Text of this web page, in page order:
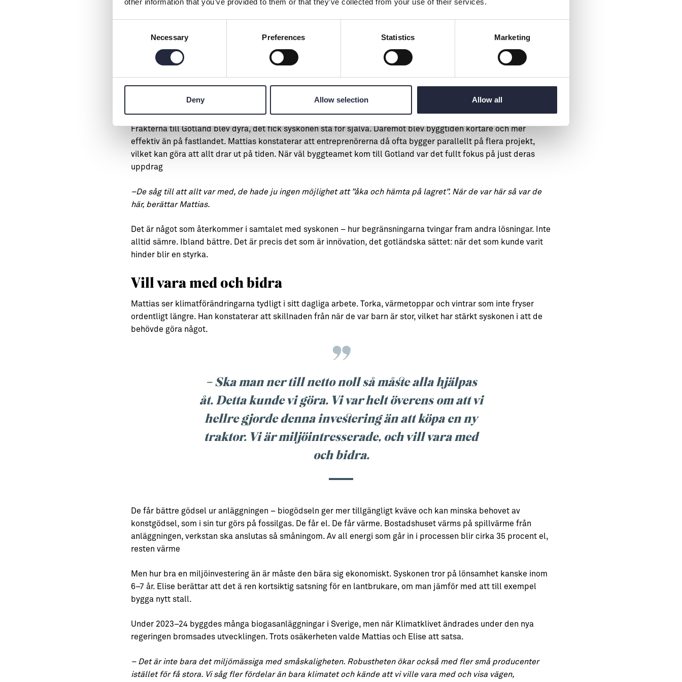
Necessary Preferences Statistics Marketing
Deny Allow selection Allow all
händer en helg eller kväll. Vi måste kunna få service på distans, få personlig support. Jag har ringt när ägaren
Han fortsätter:
–Det är en nyckel till hur saker fungerar här. Man måste tänka ett steg längre, planera för det som kan gå fel,
välja partners som förstår vad det innebär att vara beroende av färjan.
Öläget – både utmaning och tillgång
Frakterna till Gotland blev dyra, det fick syskonen stå för själva. Däremot blev byggtiden kortare och mer
effektiv än på fastlandet. Mattias konstaterar att entreprenörerna då ofta bygger parallellt på flera projekt,
vilket kan göra att allt drar ut på tiden. När väl byggteamet kom till Gotland var det fullt fokus på just deras
uppdrag
–De såg till att allt var med, de hade ju ingen möjlighet att ”åka och hämta på lagret”. När de var här så var de
här, berättar Mattias.
Det är något som återkommer i samtalet med syskonen – hur begränsningarna tvingar fram andra lösningar. Inte
alltid sämre. Ibland bättre. Det är precis det som är innövation, det gotländska sättet: när det som kunde varit
hinder blir en styrka.
Vill vara med och bidra
Mattias ser klimatförändringarna tydligt i sitt dagliga arbete. Torka, värmetoppar och vintrar som inte fryser
ordentligt längre. Han konstaterar att skillnaden från när de var barn är stor, vilket har stärkt syskonen i att de
behövde göra något.
– Ska man ner till netto noll så måste alla hjälpas
åt. Detta kunde vi göra. Vi var helt överens om att vi
hellre gjorde denna investering än att köpa en ny
traktor. Vi är miljöintresserade, och vill vara med
och bidra.
De får bättre gödsel ur anläggningen – biogödseln ger mer tillgängligt kväve och kan minska behovet av
konstgödsel, som i sin tur görs på fossilgas. De får el. De får värme. Bostadshuset värms på spillvärme från
anläggningen, verkstan ska anslutas så småningom. Av all energi som går in i processen blir cirka 35 procent el,
resten värme
Men hur bra en miljöinvestering än är måste den bära sig ekonomiskt. Syskonen tror på lönsamhet kanske inom
6–7 år. Elise berättar att det ä ren kortsiktig satsning för en lantbrukare, om man jämför med att till exempel
bygga nytt stall.
Under 2023–24 byggdes många biogasanläggningar i Sverige, men när Klimatklivet ändrades under den nya
regeringen bromsades utvecklingen. Trots osäkerheten valde Mattias och Elise att satsa.
– Det är inte bara det miljömässiga med småskaligheten. Robustheten ökar också med fler små producenter
istället för få stora. Vi såg fler fördelar än bara klimatet och kände att vi ville vara med och visa vägen,